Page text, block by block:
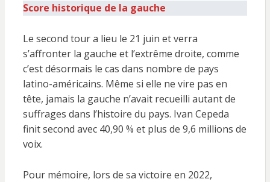
Score historique de la gauche
Le second tour a lieu le 21 juin et verra
s’affronter la gauche et l’extrême droite, comme
c’est désormais le cas dans nombre de pays
latino-américains. Même si elle ne vire pas en
tête, jamais la gauche n’avait recueilli autant de
suffrages dans l’histoire du pays. Ivan Cepeda
finit second avec 40,90 % et plus de 9,6 millions de
voix.
Pour mémoire, lors de sa victoire en 2022,